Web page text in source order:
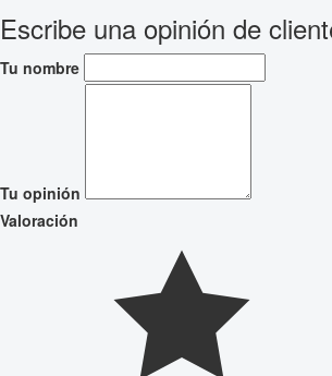
Escribe una opinión de
Tu nombre
Tu opinión
Valoración